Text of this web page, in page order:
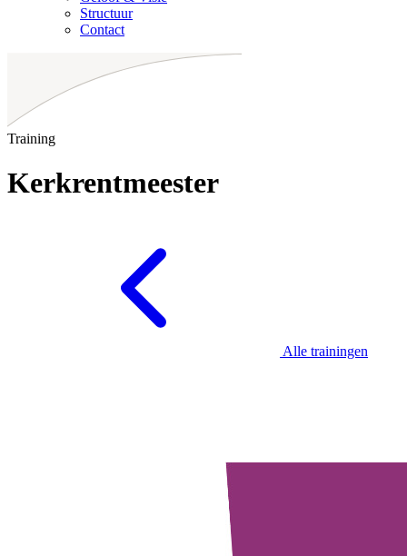
Structuur
Contact
Training
Kerkrentmeester
Alle trainingen